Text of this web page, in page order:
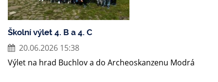
Školní výlet 4. B a 4. C
20.06.2026 15:38
Výlet na hrad Buchlov a do Archeoskanzenu Modrá